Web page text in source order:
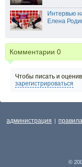
Интервью
Елена
Комментарии 0
Чтобы писать и
зарегистрироваться
администрация | правила
©